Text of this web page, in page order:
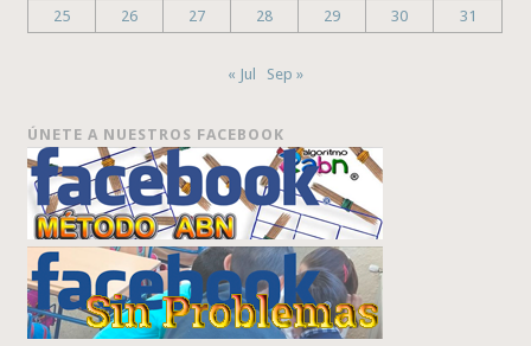
25
26 27 28 29 30 31
« Jul Sep »
ÚNETE A NUESTROS FACEBOOK